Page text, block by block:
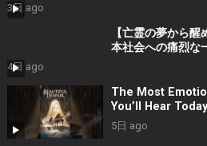
3日 ago
【亡霊の夢から
本社会への痛烈な
4日 ago
The Most
You’ll Hear
5日 ago